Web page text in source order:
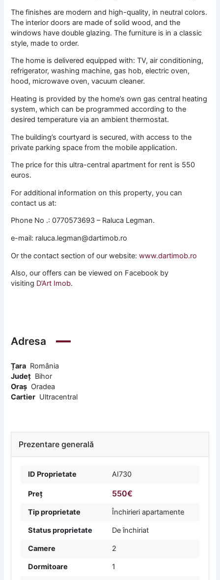
The finishes are modern and high-quality, in neutral colors.
The interior doors are made of solid wood, and the
windows have double glazing. The furniture is in a classic
style, made to order.
The home is delivered equipped with: TV, air conditioning,
refrigerator, washing machine, gas hob, electric oven,
hood, microwave oven, vacuum cleaner.
Heating is provided by the home’s own gas central heating
system, which can be programmed according to the
desired temperature via an ambient thermostat.
The building’s courtyard is secured, with access to the
private parking space from the mobile application.
The price for this ultra-central apartment for rent is 550
euros.
For additional information on this property, you can
contact us at:
Phone No .: 0770573693 – Raluca Legman.
e-mail: raluca.legman@dartimob.ro
Or the contact section of our website:www.dartimob.ro
Also, our offers can be viewed on Facebook by
visiting D’Art Imob.
Adresa
Țara România
Județ Bihor
Oraș Oradea
Cartier Ultracentral
Prezentare generală
ID Proprietate AI730
Preț 550€
Tip proprietate Închirieri apartamente
Status proprietate De închiriat
Camere 2
Dormitoare 1